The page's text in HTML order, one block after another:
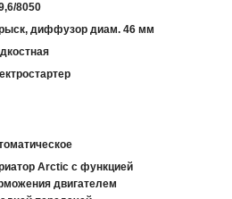
8050
диффузор диам. 46 мм
Arctic с функцией
двигателем